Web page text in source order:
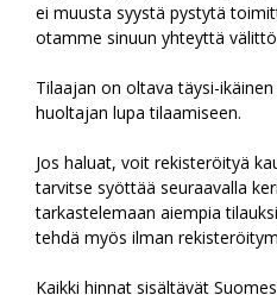
ei muusta syystä pystytä
otamme sinuun yhteyttä
Tilaajan on oltava täysi-
huoltajan lupa tilaamiseen.
Jos haluat, voit rekisteröityä
tarvitse syöttää seuraavalla
tarkastelemaan aiempia
tehdä myös ilman
Kaikki hinnat sisältävät